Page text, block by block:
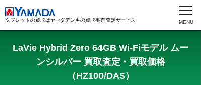
タブレットの買取はヤマダデンキの買取事前査定サービス
LaVie Hybrid Zero 64GB Wi-Fiモデル ムー
ンシルバー 買取査定・買取価格
（HZ100/DAS）